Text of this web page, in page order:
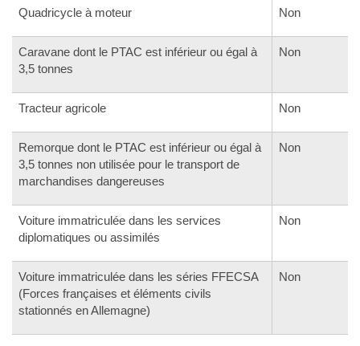
Quadricycle à moteur Non
Caravane dont le PTAC est inférieur ou égal à
3,5 tonnes
Non
Tracteur agricole Non
Remorque dont le PTAC est inférieur ou égal à
3,5 tonnes non utilisée pour le transport de
marchandises dangereuses
Non
Voiture immatriculée dans les services
diplomatiques ou assimilés
Non
Voiture immatriculée dans les séries FFECSA
(Forces françaises et éléments civils
stationnés en Allemagne)
Non